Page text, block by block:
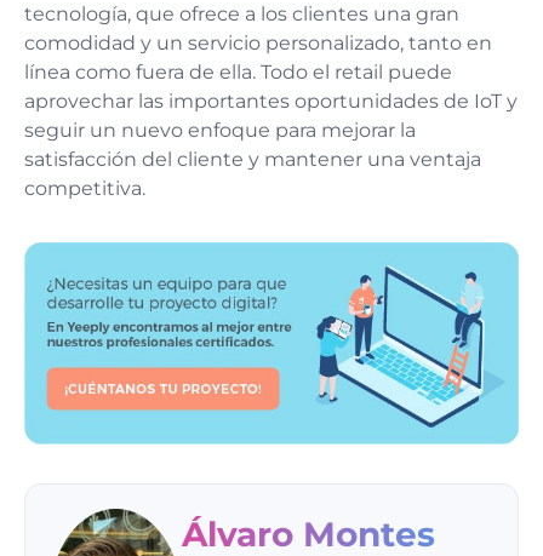
tecnología, que ofrece a los clientes una gran
comodidad y un servicio personalizado, tanto en
línea como fuera de ella. Todo el retail puede
aprovechar las importantes oportunidades de IoT y
seguir un nuevo enfoque para mejorar la
satisfacción del cliente y mantener una ventaja
competitiva.
Álvaro Montes